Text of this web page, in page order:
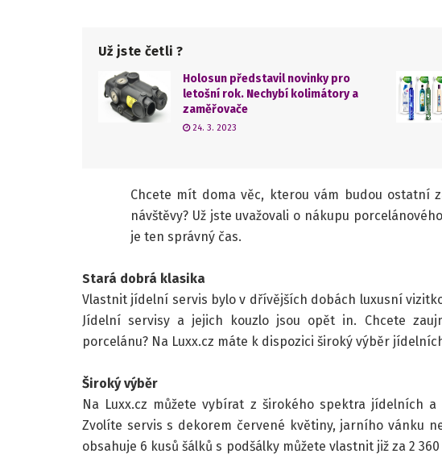
Už jste četli ?
Holosun představil novinky pro
letošní rok. Nechybí kolimátory a
zaměřovače
24. 3. 2023
Chcete mít doma věc, kterou vám budou ostatní
návštěvy? Už jste uvažovali o nákupu
je ten správný čas.
Stará dobrá klasika
Vlastnit jídelní servis bylo v dřívějších dobách luxusní
Jídelní servisy a jejich kouzlo jsou opět in. Chcete
porcelánu? Na Luxx.cz máte k dispozici široký výběr
Široký výběr
Na Luxx.cz můžete vybírat z širokého spektra jídelních
Zvolíte servis s dekorem červené květiny, jarního vánku
obsahuje 6 kusů šálků s podšálky můžete vlastnit již za 2